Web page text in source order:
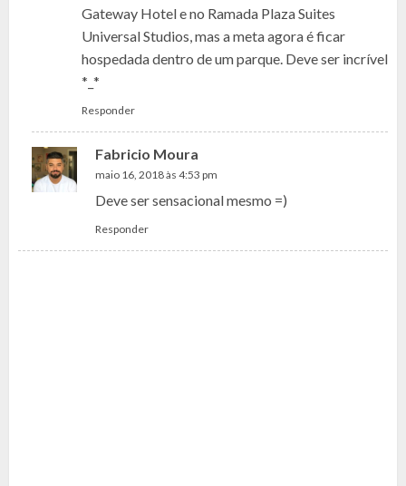
Gateway Hotel e no Ramada Plaza Suites
Universal Studios, mas a meta agora é ficar
hospedada dentro de um parque. Deve ser incrível
*_*
Responder
Fabricio Moura
maio 16, 2018 às 4:53 pm
Deve ser sensacional mesmo =)
Responder